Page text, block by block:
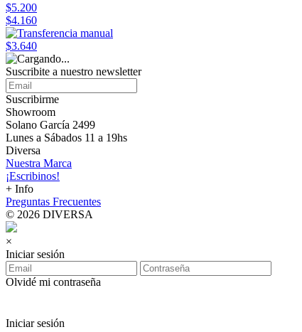
$5.200
$4.160
$3.640
Suscribite a nuestro newsletter
Suscribirme
Showroom
Solano García 2499
Lunes a Sábados 11 a 19hs
Diversa
Nuestra Marca
¡Escribinos!
+ Info
Preguntas Frecuentes
© 2026 DIVERSA
×
Iniciar sesión
Olvidé mi contraseña
Iniciar sesión